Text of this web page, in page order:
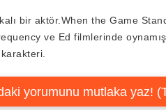
bir aktör.When the Game
ve Ed filmlerinde
karakteri.
yorumunu mutlaka yaz!